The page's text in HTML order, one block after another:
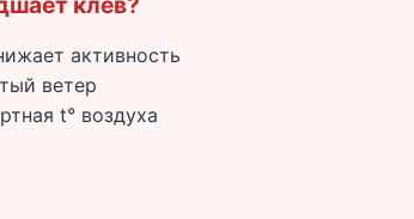
активность
ветер
t° воздуха